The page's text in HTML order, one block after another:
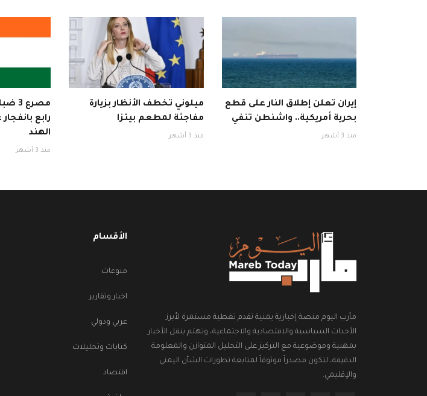
إيران تعلن إطلاق النار على قطع
بحرية أمريكية.. واشنطن تنفي
منذ 3 أشهر
ميلوني تخطف الأنظار بزيارة
مفاجئة لمطعم بيتزا
منذ 3 أشهر
رابع
الهند
منذ 3 أشهر
مأرب اليوم منصة إخبارية يمنية تقدم تغطية مستمرة لأبرز
الأحداث السياسية والاقتصادية والاجتماعية، وتهتم بنقل الأخبار
بمهنية وموضوعية مع التركيز على التحليل المتوازن والمعلومة
الدقيقة، لتكون مصدراً موثوقاً لمتابعة تطورات الشأن اليمني
والإقليمي.
الأقسام
منوعات
اخبار وتقارير
عربي ودولي
كتابات وتحليلات
اقتصاد